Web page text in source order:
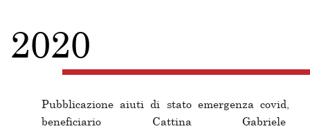
2020
Pubblicazione aiuti di stato emergenza covid,
beneficiario Cattina Gabriele